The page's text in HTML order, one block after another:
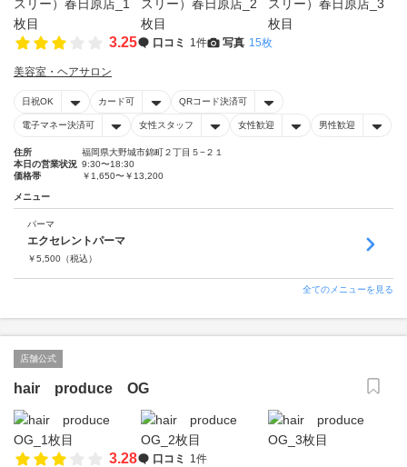
3.25 口コミ 1件 写真 15枚
美容室・ヘアサロン
日祝OK カード可 QRコード決済可
電子マネー決済可 女性スタッフ 女性歓迎 男性歓迎
住所
福岡県大野城市錦町２丁目５−２１
本日の営業状況 9:30〜18:30
価格帯
￥1,650〜￥13,200
メニュー
パーマ
エクセレントパーマ
￥5,500 （税込）
全てのメニューを見る
店舗公式
hair produce OG
3.28 口コミ 1件